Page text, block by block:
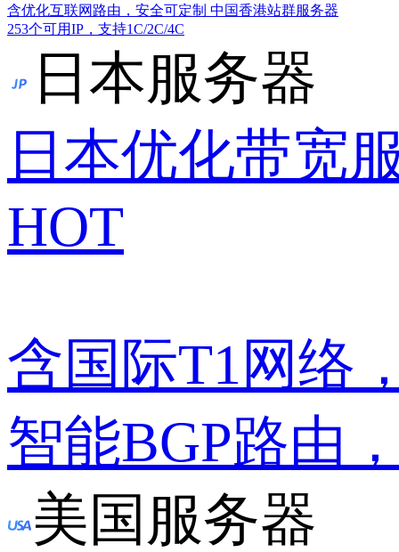
含优化互联网路由，安全可定制 中国香港站群服务器
253个可用IP，支持1C/2C/4C
日本服务器
日本优化带宽
HOT
含国际T1网络
智能BGP路由
美国服务器